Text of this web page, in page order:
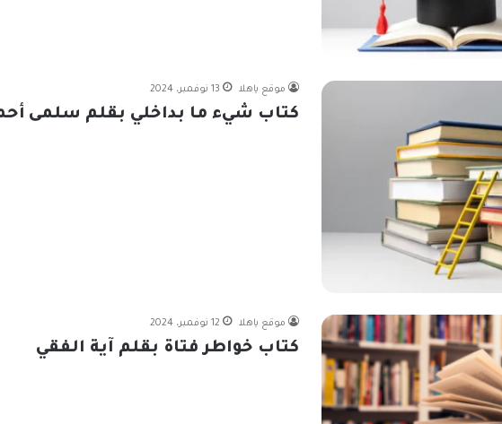
موقع ياهلا 13 نوفمبر، 2024
كتاب شيء ما بداخلي بقلم سلمى
موقع ياهلا 12 نوفمبر، 2024
كتاب خواطر فتاة بقلم آية الفقي